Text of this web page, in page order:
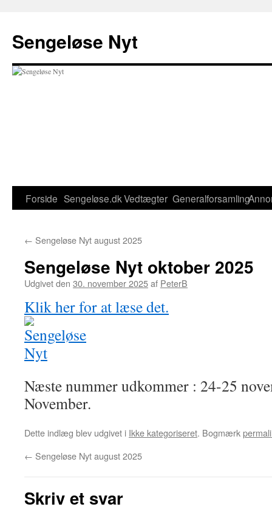
indhold
Sengeløse Nyt
Forside Sengeløse.dkVedtægter Generalforsamling
← Sengeløse Nyt august 2025
Sengeløse Nyt oktober 2025
Udgivet den 30. november 2025af PeterB
Klik her for at læse det.
Næste nummer udkommer : 24-25
November.
Dette indlæg blev udgivet i Ikke kategoriseret. Bogmærk
← Sengeløse Nyt august 2025
Skriv et svar